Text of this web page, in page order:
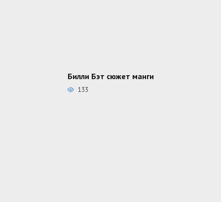
Билли Бэт сюжет манги
133